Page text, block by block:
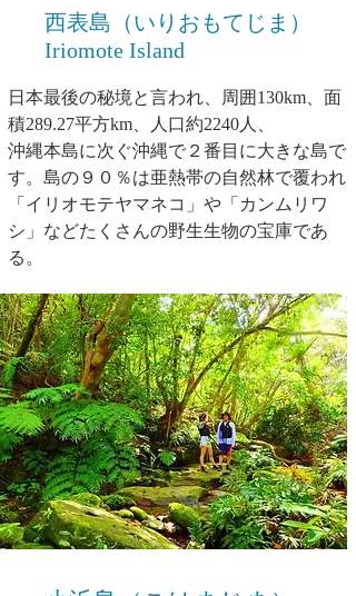
西表島（いりおもてじま）
Iriomote Island
日本最後の秘境と言われ、周囲130km、面
積289.27平方km、人口約2240人、
沖縄本島に次ぐ沖縄で２番目に大きな島で
す。島の９０％は亜熱帯の自然林で覆われ
「イリオモテヤマネコ」や「カンムリワ
シ」などたくさんの野生生物の宝庫であ
る。